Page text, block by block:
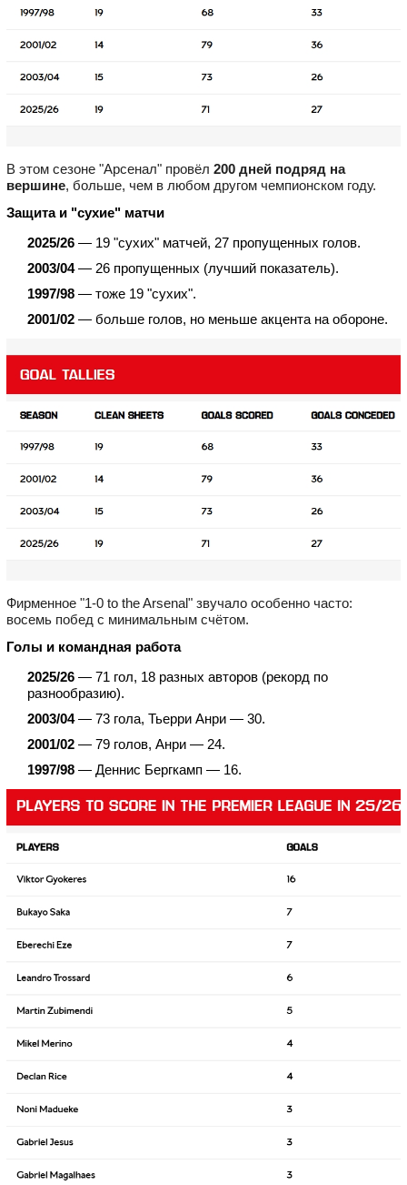
В этом сезоне "Арсенал" провёл 200 дней подряд на
вершине, больше, чем в любом другом чемпионском году.
Защита и "сухие" матчи
2025/26 — 19 "сухих" матчей, 27 пропущенных голов.
2003/04— 26 пропущенных (лучший показатель).
1997/98 — тоже 19 "сухих".
2001/02 — больше голов, но меньше акцента на обороне.
Фирменное "1-0 to the Arsenal" звучало особенно часто:
восемь побед с минимальным счётом.
Голы и командная работа
2025/26 — 71 гол, 18 разных авторов (рекорд по
разнообразию).
2003/04— 73 гола, Тьерри Анри — 30.
2001/02 — 79 голов, Анри — 24.
1997/98 — Деннис Бергкамп — 16.